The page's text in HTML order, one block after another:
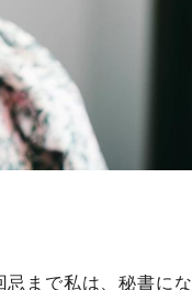
まで私は、秘書にな